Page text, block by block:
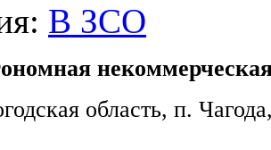
В ЗСО
область, п.